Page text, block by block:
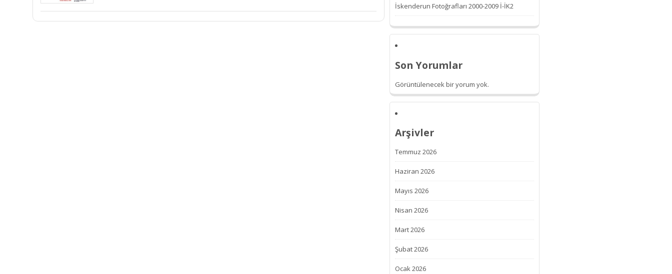
İskenderun Fotoğrafları 2000-2009 İ-İK2
Son Yorumlar
Görüntülenecek bir yorum yok.
Arşivler
Temmuz 2026
Haziran 2026
Mayıs 2026
Nisan 2026
Mart 2026
Şubat 2026
Ocak 2026